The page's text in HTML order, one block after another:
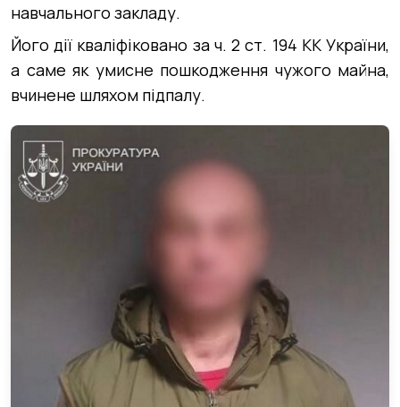
навчального закладу.
Його дії кваліфіковано за ч. 2 ст. 194 КК України,
а саме як умисне пошкодження чужого майна,
вчинене шляхом підпалу.